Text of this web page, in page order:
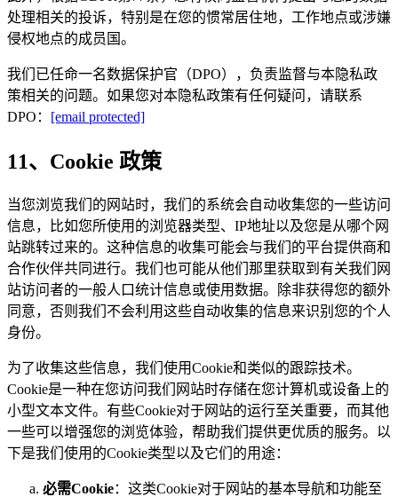
处理相关的投诉，特别是在您的惯常居住地，工作地点或涉嫌
侵权地点的成员国。
我们已任命一名数据保护官（DPO），负责监督与本隐私政
策相关的问题。如果您对本隐私政策有任何疑问，请联系
DPO： [email protected]
11、Cookie 政策
当您浏览我们的网站时，我们的系统会自动收集您的一些访问
信息，比如您所使用的浏览器类型、IP地址以及您是从哪个网
站跳转过来的。这种信息的收集可能会与我们的平台提供商和
合作伙伴共同进行。我们也可能从他们那里获取到有关我们网
站访问者的一般人口统计信息或使用数据。除非获得您的额外
同意，否则我们不会利用这些自动收集的信息来识别您的个人
身份。
为了收集这些信息，我们使用Cookie和类似的跟踪技术。
Cookie是一种在您访问我们网站时存储在您计算机或设备上的
小型文本文件。有些Cookie对于网站的运行至关重要，而其他
一些可以增强您的浏览体验，帮助我们提供更优质的服务。以
下是我们使用的Cookie类型以及它们的用途：
必需Cookie：这类Cookie对于网站的基本导航和功能至